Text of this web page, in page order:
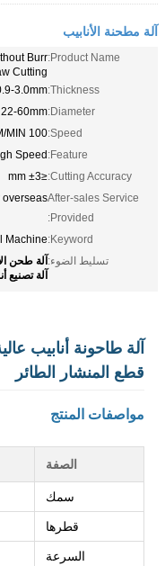
آلة مطحنة الأنابيب
Product Name:
Burr
Cutting
Thickness:
3.0mm
Diameter:
22-60mm
Speed:
100 M/MIN
Feature:
Speed
Cutting Accuracy:
≤±3 mm
After-sales Service
Provided:
overseas
Keyword:
Machine
تسليط الضوء:آلة طحن
آلة تصنيع
قطع المنشار الطائر
مواصفات المنتج
الصفة
سمك
قطرها
السرعة